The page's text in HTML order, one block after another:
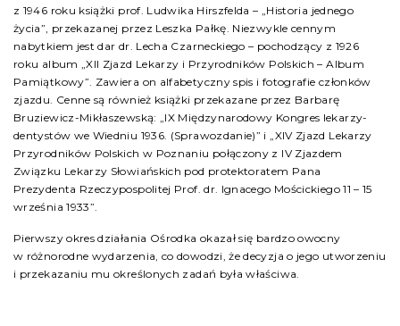
z 1946 roku książki prof. Ludwika Hirszfelda – „Historia jednego
życia”, przekazanej przez Leszka Pałkę. Niezwykle cennym
nabytkiem jest dar dr. Lecha Czarneckiego – pochodzący z 1926
roku album „XII Zjazd Lekarzy i Przyrodników Polskich – Album
Pamiątkowy”. Zawiera on alfabetyczny spis i fotografie członków
zjazdu. Cenne są również książki przekazane przez Barbarę
Bruziewicz-Mikłaszewską: „IX Międzynarodowy Kongres lekarzy-
dentystów we Wiedniu 1936. (Sprawozdanie)” i „XIV Zjazd Lekarzy
Przyrodników Polskich w Poznaniu połączony z IV Zjazdem
Związku Lekarzy Słowiańskich pod protektoratem Pana
Prezydenta Rzeczypospolitej Prof. dr. Ignacego Mościckiego 11 – 15
września 1933”.
Pierwszy okres działania Ośrodka okazał się bardzo owocny
w różnorodne wydarzenia, co dowodzi, że decyzja o jego utworzeniu
i przekazaniu mu określonych zadań była właściwa.